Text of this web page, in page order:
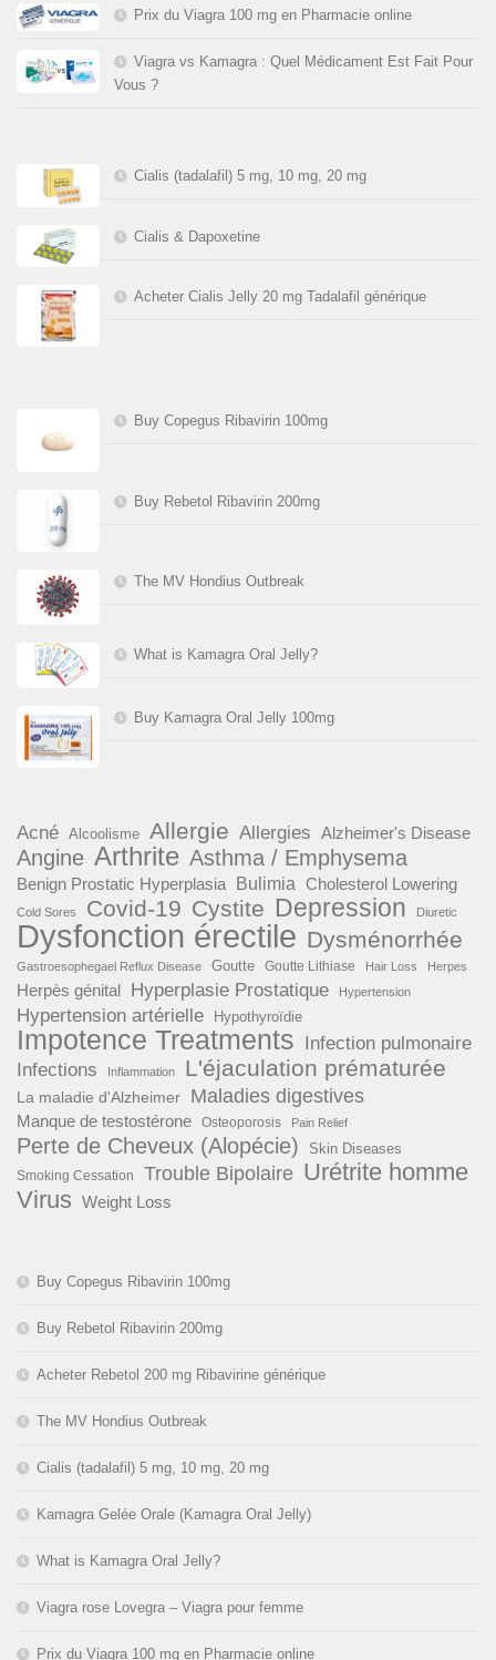
Prix du Viagra 100 mg en Pharmacie online
Viagra vs Kamagra : Quel Médicament Est Fait Pour
Vous ?
Cialis (tadalafil) 5 mg, 10 mg, 20 mg
Cialis & Dapoxetine
Acheter Cialis Jelly 20 mg Tadalafil générique
Buy Copegus Ribavirin 100mg
Buy Rebetol Ribavirin 200mg
The MV Hondius Outbreak
What is Kamagra Oral Jelly?
Buy Kamagra Oral Jelly 100mg
Acné Alcoolisme Allergie Allergies Alzheimer's Disease
Angine Arthrite Asthma / Emphysema
Benign Prostatic Hyperplasia Bulimia Cholesterol Lowering
Cold Sores Covid-19 Cystite Depression Diuretic
Dysfonction érectile Dysménorrhée
Gastroesophegael Reflux Disease Goutte Goutte Lithiase Hair Loss Herpes
Herpès génital Hyperplasie Prostatique Hypertension
Hypertension artérielle Hypothyroïdie
Impotence Treatments Infection pulmonaire
Infections
Inflammation L'éjaculation prématurée
La maladie d'Alzheimer Maladies digestives
Manque de testostérone Osteoporosis Pain Relief
Perte de Cheveux (Alopécie) Skin Diseases
Smoking Cessation Trouble Bipolaire Urétrite homme
Virus Weight Loss
Buy Copegus Ribavirin 100mg
Buy Rebetol Ribavirin 200mg
Acheter Rebetol 200 mg Ribavirine générique
The MV Hondius Outbreak
Cialis (tadalafil) 5 mg, 10 mg, 20 mg
Kamagra Gelée Orale (Kamagra Oral Jelly)
What is Kamagra Oral Jelly?
Viagra rose Lovegra – Viagra pour femme
Prix du Viagra 100 mg en Pharmacie online